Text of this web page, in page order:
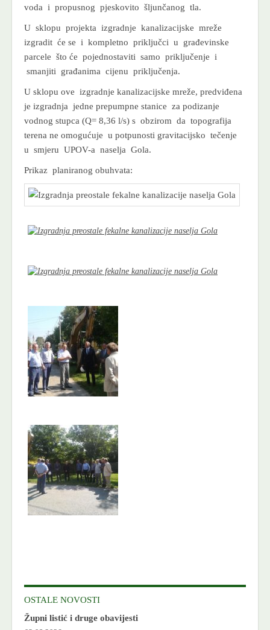
voda i propusnog pjeskovito šljunčanog tla.
U sklopu projekta izgradnje kanalizacijske mreže
izgradit će se i kompletno priključci u građevinske
parcele što će pojednostaviti samo priključenje i
smanjiti građanima cijenu priključenja.
U sklopu ove izgradnje kanalizacijske mreže, predviđena
je izgradnja jedne prepumpne stanice za podizanje
vodnog stupca (Q= 8,36 l/s) s obzirom da topografija
terena ne omogućuje u potpunosti gravitacijsko tečenje
u smjeru UPOV-a naselja Gola.
Prikaz planiranog obuhvata:
OSTALE NOVOSTI
Župni listić i druge obavijesti